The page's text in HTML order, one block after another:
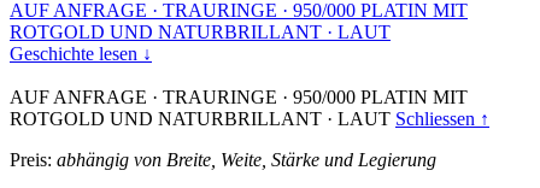
AUF ANFRAGE · TRAURINGE · 950/000 PLATIN MIT
ROTGOLD UND NATURBRILLANT · LAUT
Geschichte lesen ↓
AUF ANFRAGE · TRAURINGE · 950/000 PLATIN MIT
ROTGOLD UND NATURBRILLANT · LAUT Schliessen ↑
Preis: abhängig von Breite, Weite, Stärke und Legierung